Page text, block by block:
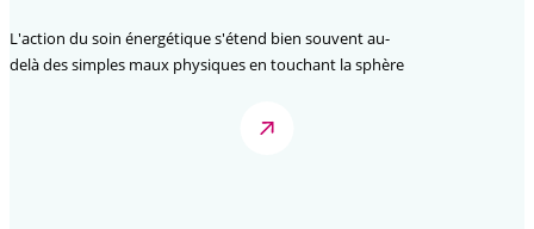
L'action du soin énergétique s'étend bien souvent au-
delà des simples maux physiques en touchant la sphère